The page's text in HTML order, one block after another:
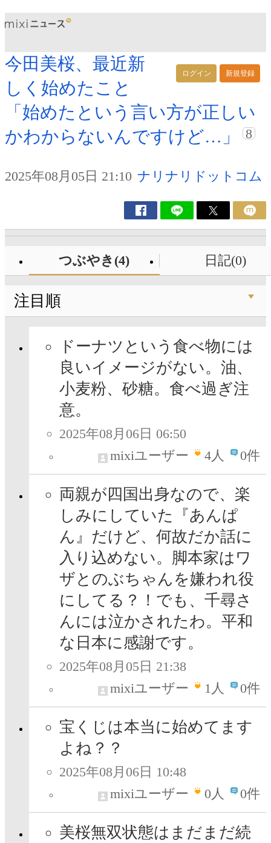
ログイン 新規登録
今田美桜、最近新
しく始めたこと
「始めたという言い方が正しい
かわからないんですけど…」
8
2025年08月05日 21:10 ナリナリドットコム
つぶやき(4) 日記(0)
注目順
ドーナツという食べ物には
良いイメージがない。油、
小麦粉、砂糖。食べ過ぎ注
意。
2025年08月06日 06:50
mixiユーザー
4人 0件
両親が四国出身なので、楽
しみにしていた『あんぱ
ん』だけど、何故だか話に
入り込めない。脚本家はワ
ザとのぶちゃんを嫌われ役
にしてる？！でも、千尋さ
んには泣かされたわ。平和
な日本に感謝です。
2025年08月05日 21:38
mixiユーザー
1人 0件
宝くじは本当に始めてます
よね？？
2025年08月06日 10:48
mixiユーザー
0人 0件
美桜無双状態はまだまだ続